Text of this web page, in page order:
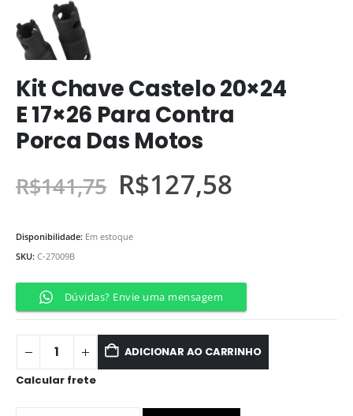
Kit Chave Castelo 20×24
E 17×26 Para Contra
Porca Das Motos
R$141,75 R$127,58
Disponibilidade: Em estoque
SKU: C-27009B
Dúvidas? Envie uma mensagem
ADICIONAR AO CARRINHO
Calcular frete